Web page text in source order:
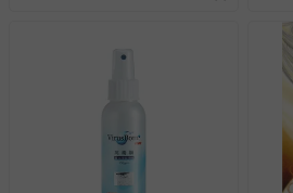
經消費者拆封之影音商品或電
非以有形媒介提供之數位內容
上服務，經消費者事先同意始
戲或活動點數等）。
已拆封之以下類型商品：